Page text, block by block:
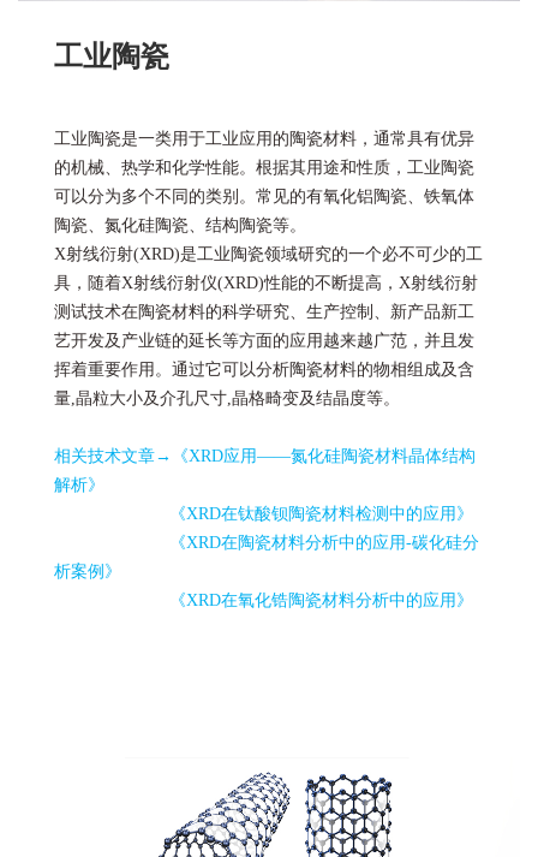
工业陶瓷
工业陶瓷是一类用于工业应用的陶瓷材料，通常具有优异
的机械、热学和化学性能。根据其用途和性质，工业陶瓷
可以分为多个不同的类别。常见的有氧化铝陶瓷、铁氧体
陶瓷、氮化硅陶瓷、结构陶瓷等。
X射线衍射(XRD)是工业陶瓷领域研究的一个必不可少的工
具，随着X射线衍射仪(XRD)性能的不断提高，X射线衍射
测试技术在陶瓷材料的科学研究、生产控制、新产品新工
艺开发及产业链的延长等方面的应用越来越广范，并且发
挥着重要作用。通过它可以分析陶瓷材料的物相组成及含
量,晶粒大小及介孔尺寸,晶格畸变及结晶度等。
相关技术文章→
《XRD应用——氮化硅陶瓷材料晶体结构
解析》
《XRD在钛酸钡陶瓷材料检测中的应用》
《XRD在陶瓷材料分析中的应用-碳化硅分
析案例》
《XRD在氧化锆陶瓷材料分析中的应用》